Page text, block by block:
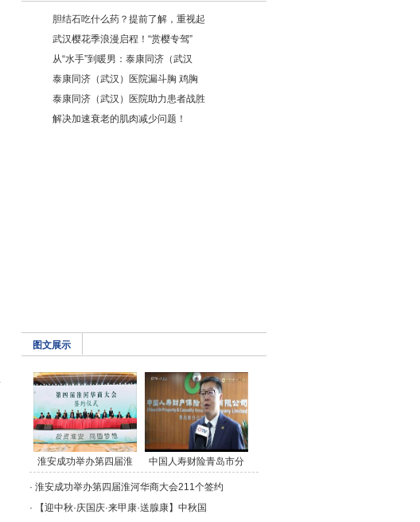
胆结石吃什么药？提前了解，重视起
武汉樱花季浪漫启程！“赏樱专驾”
从“水手”到暖男：泰康同济（武汉
泰康同济（武汉）医院漏斗胸 鸡胸
泰康同济（武汉）医院助力患者战胜
解决加速衰老的肌肉减少问题！
图文展示
淮安成功举办第四届淮 中国人寿财险青岛市分
· 淮安成功举办第四届淮河华商大会211个签约
·
【迎中秋·庆国庆·来甲康·送腺康】中秋国